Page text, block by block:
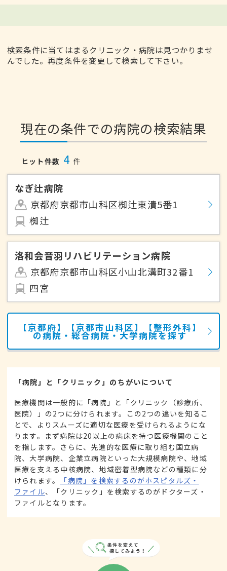
検索条件に当てはまるクリニック・病院は見つかりませ
んでした。再度条件を変更して検索して下さい。
現在の条件での病院の検索結果
ヒット件数 4 件
なぎ辻病院
京都府京都市山科区椥辻東潰5番1
椥辻
洛和会音羽リハビリテーション病院
京都府京都市山科区小山北溝町32番1
四宮
【京都府】【京都市山科区】【整形外科】
の病院・総合病院・大学病院を探す
「病院」と「クリニック」のちがいについて
医療機関は一般的に「病院」と「クリニック（診療所、
医院）」の2つに分けられます。この2つの違いを知るこ
とで、よりスムーズに適切な医療を受けられるようにな
ります。まず病院は20以上の病床を持つ医療機関のこと
を指します。さらに、先進的な医療に取り組む国立病
院、大学病院、企業立病院といった大規模病院や、地域
医療を支える中核病院、地域密着型病院などの種類に分
けられます。
「病院」を検索するのがホスピタルズ・
ファイル、「クリニック」を検索するのがドクターズ・
ファイルとなります。